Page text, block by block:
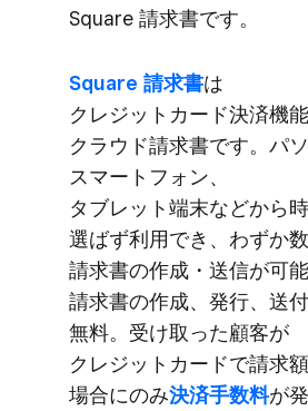
Square 請求書です。
Square 請求書は​
クレジットカード決済機
クラウド請求書です。​パ
スマートフォン、​
タブレット端末などから​
選ばず利用でき、​わずか​
請求書の​作成・​送信が​可能
請求書の​作成、​発行、​送
無料。​受け取った​​顧客が​​
クレジットカードで​請求
場合に​のみ​決済手数料が​​